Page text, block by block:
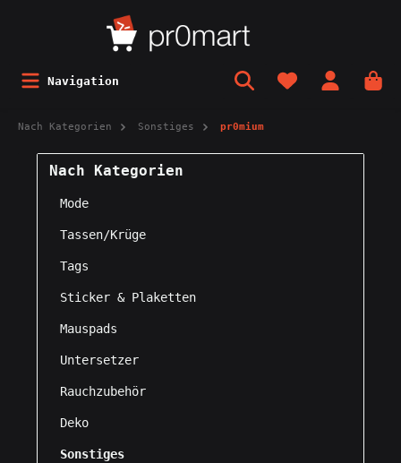
Navigation
Nach Kategorien Sonstiges pr0mium
Nach Kategorien
Mode
Tassen/Krüge
Tags
Sticker & Plaketten
Mauspads
Untersetzer
Rauchzubehör
Deko
Sonstiges